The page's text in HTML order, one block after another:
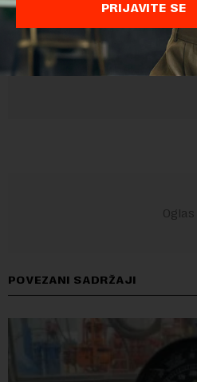
POVEZANI SADRŽAJI
PRIJAVITE SE